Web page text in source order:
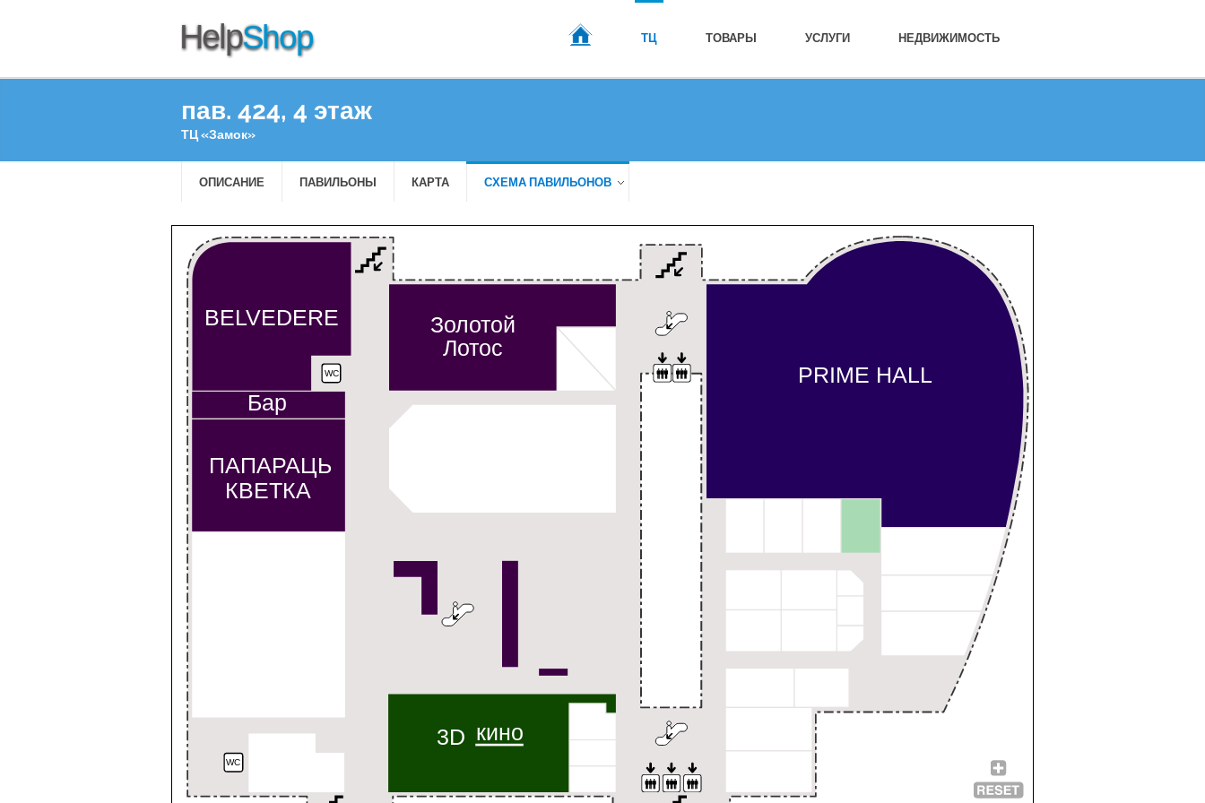
ТЦ ТОВАРЫ УСЛУГИ НЕДВИЖИМОСТЬ
пав. 424, 4 этаж
ТЦ «Замок»
ОПИСАНИЕ ПАВИЛЬОНЫ КАРТА СХЕМА ПАВИЛЬОНОВ
BELVEDERE
Бар
ПАПАРАЦЬ
КВЕТКА
Золотой
Лотос
PRIME HALL
3D кино
WC
WC